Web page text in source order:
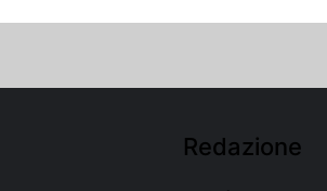
Redazione